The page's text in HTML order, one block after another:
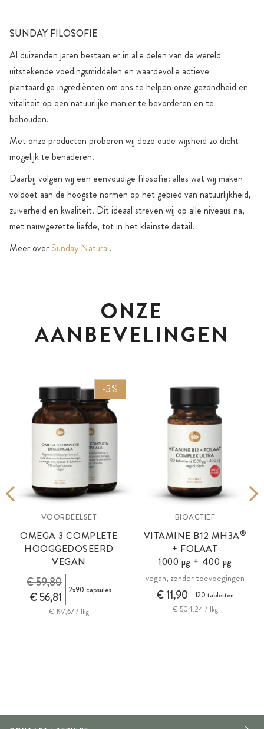
SUNDAY FILOSOFIE
Al duizenden jaren bestaan er in alle delen van de wereld
uitstekende voedingsmiddelen en waardevolle actieve
plantaardige ingrediënten om ons te helpen onze gezondheid en
vitaliteit op een natuurlijke manier te bevorderen en te
behouden.
Met onze producten proberen wij deze oude wijsheid zo dicht
mogelijk te benaderen.
Daarbij volgen wij een eenvoudige filosofie: alles wat wij maken
voldoet aan de hoogste normen op het gebied van natuurlijkheid,
zuiverheid en kwaliteit. Dit ideaal streven wij op alle niveaus na,
met nauwgezette liefde, tot in het kleinste detail.
Meer over Sunday Natural.
ONZE
AANBEVELINGEN
-5%
VOORDEELSET
OMEGA 3 COMPLETE
HOOGGEDOSEERD
VEGAN
€ 56,81
€ 59,80 2x90 capsules
€ 197,67 / 1kg
BIOACTIEF
VITAMINE B12 MH3A®
+ FOLAAT
1000 µg + 400 µg
vegan, zonder toevoegingen
€ 11,90
120 tabletten
€ 504,24 / 1kg